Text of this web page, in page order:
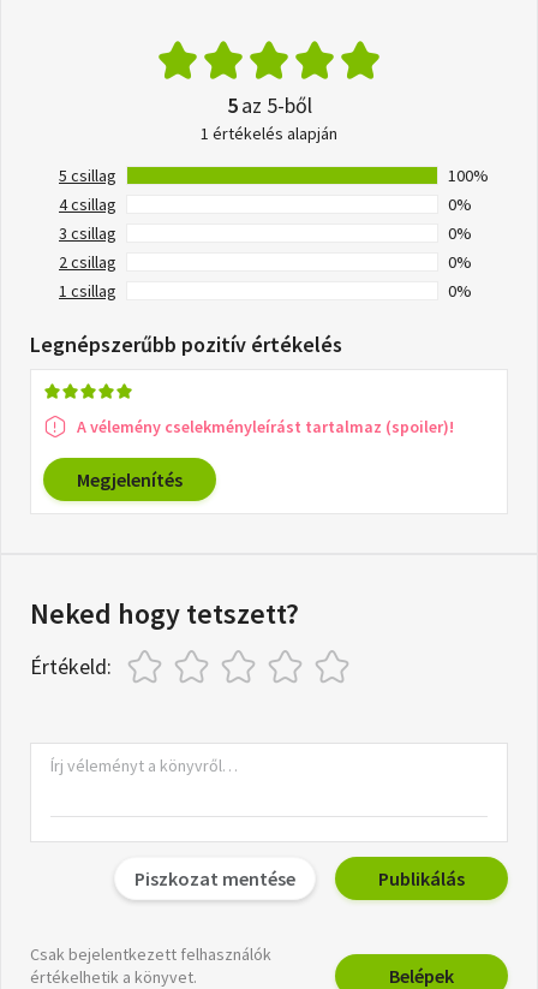
5az 5-ből
1 értékelés alapján
5 csillag
100%
4 csillag
0%
3 csillag
0%
2 csillag
0%
1 csillag
0%
Legnépszerűbb pozitív értékelés
A vélemény cselekményleírást tartalmaz (spoiler)!
Megjelenítés
Neked hogy tetszett?
Értékeld:
Piszkozat mentése Publikálás
Csak bejelentkezett felhasználók
értékelhetik a könyvet.
Belépek